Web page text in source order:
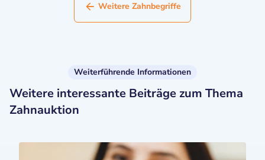
Weitere Zahnbegriffe
Weiterführende Informationen
Weitere interessante Beiträge zum Thema
Zahnauktion